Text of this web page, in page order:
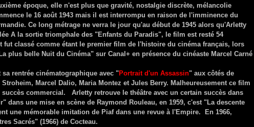
époque, elle n'est plus que gravité, nostalgie discrète, mélancolie
le 16 août 1943 mais il est interrompu en raison de l'imminence du
Ce long métrage ne verra le jour qu'au début de 1945 alors qu'Arletty
A la sortie triomphale des "Enfants du Paradis", le film est resté 54
fut classé comme étant le premier film de l'histoire du cinéma français, lors
plus belle Nuit du Cinéma" sur Canal+ en présence du cinéaste Marcel Carné
rentrée cinématographique avec "Portrait d'un Assassin" aux côtés de
Marcel Dalio, Maria Montez et Jules Berry. Malheureusement ce film
succès commercial.
Arletty retrouve le théâtre avec un certain succès dans
dans une mise en scène de Raymond Rouleau, en 1959, c'est "La descente
une mémorable imitation de Piaf dans une revue à l'Empire. En 1966,
Sacrés" (1966) de Cocteau.